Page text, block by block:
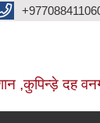
,कुपिन्ड़े दह